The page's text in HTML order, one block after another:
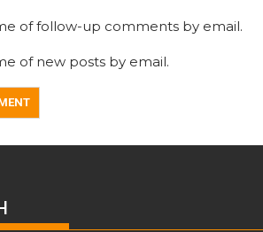
of follow-up comments by email.
of new posts by email.